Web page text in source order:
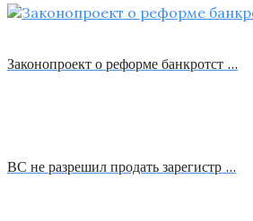
Законопроект о реформе банкротст …
ВС не разрешил продать зарегистр …